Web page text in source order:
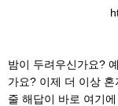
밤이 두려우신가요?
가요? 이제 더 이상
줄 해답이 바로 여기